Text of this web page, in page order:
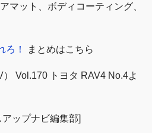
マット、ボディコーティング、
ろ！ まとめはこちら
Vol.170 トヨタ RAV4 No.4よ
ップナビ編集部]